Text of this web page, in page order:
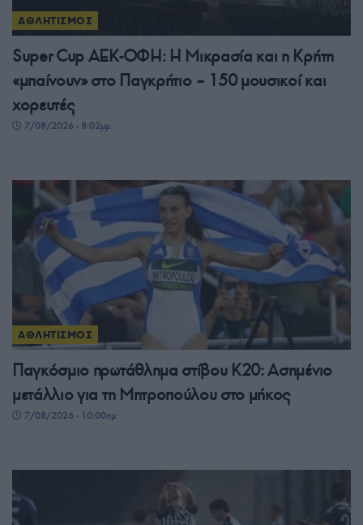
ΑΘΛΗΤΙΣΜΟΣ
Super Cup ΑΕΚ-ΟΦΗ: Η Μικρασία και η Κρήτη
«μπαίνουν» στο Παγκρήτιο – 150 μουσικοί και
χορευτές
7/08/2026 - 8:02μμ
ΑΘΛΗΤΙΣΜΟΣ
Παγκόσμιο πρωτάθλημα στίβου Κ20: Ασημένιο
μετάλλιο για τη Μητροπούλου στο μήκος
7/08/2026 - 10:00πμ